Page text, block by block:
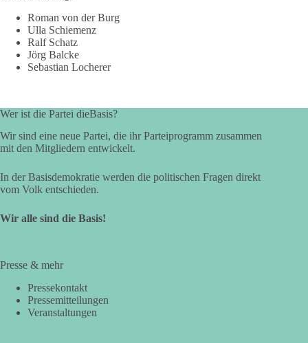
Roman von der Burg
Ulla Schiemenz
Ralf Schatz
Jörg Balcke
Sebastian Locherer
Wer ist die Partei dieBasis?
Wir sind eine neue Partei, die ihr Parteiprogramm zusammen
mit den Mitgliedern entwickelt.
In der Basisdemokratie werden die politischen Fragen direkt
vom Volk entschieden.
Wir alle sind die Basis!
Presse & mehr
Pressekontakt
Pressemitteilungen
Veranstaltungen